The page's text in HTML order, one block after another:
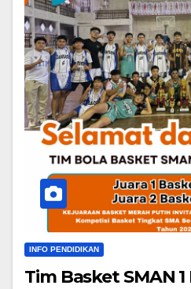
INFO PENDIDIKAN
Tim Basket SMAN